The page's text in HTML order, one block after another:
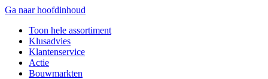
Ga naar hoofdinhoud
Toon hele assortiment
Klusadvies
Klantenservice
Actie
Bouwmarkten